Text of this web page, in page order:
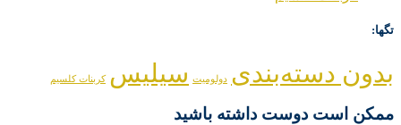
تگها:
بدون دسته‌بندی دولومیت سیلیس کربنات کلسیم
ممکن است دوست داشته باشید